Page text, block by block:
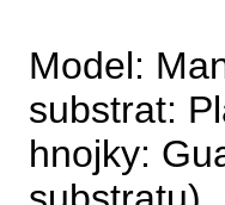
Model:
substrat:
hnojky: